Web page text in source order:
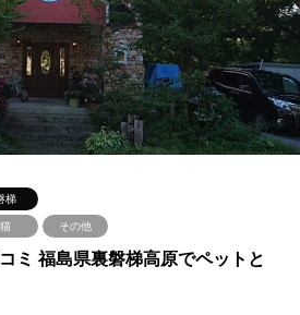
梯
猫 その他
ミ 福島県裏磐梯高原でペットと